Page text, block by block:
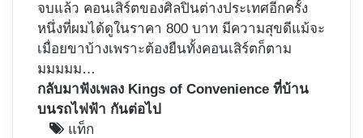
จบแล้ว คอนเสิร์ตของศิลปินต่างประเทศอีกครั้ง
หนึ่งที่ผมได้ดูในราคา 800 บาท มีความสุขดีแม้จะ
เมื่อยขาบ้างเพราะต้องยืนทั้งคอนเสิร์ตก็ตาม
มมมมม…
กลับมาฟังเพลง Kings of Convenience ที่บ้าน
บนรถไฟฟ้า กันต่อไป
แท็ก